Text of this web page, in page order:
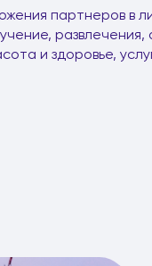
партнеров в
и здоровье,